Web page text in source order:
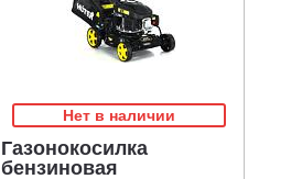
Нет в наличии
Газонокосилка
бензиновая